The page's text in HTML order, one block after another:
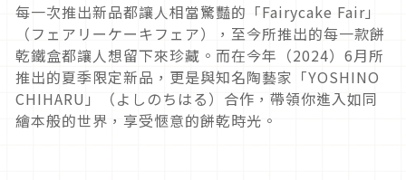
每一次推出新品都讓人相當驚豔的「Fairycake Fair」
（フェアリーケーキフェア），至今所推出的每一款餅
乾鐵盒都讓人想留下來珍藏。而在今年（2024）6月所
推出的夏季限定新品，更是與知名陶藝家「YOSHINO
CHIHARU」（よしのちはる）合作，帶領你進入如同
繪本般的世界，享受愜意的餅乾時光。